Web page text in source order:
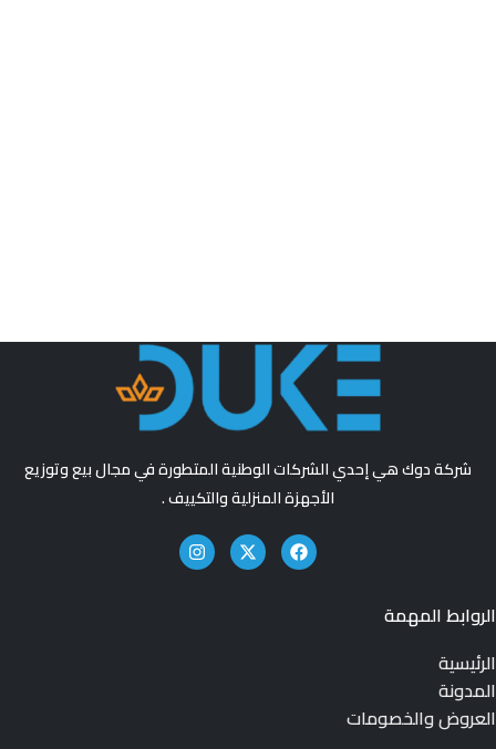
شركة دوك هي إحدي الشركات الوطنية المتطورة في مجال بيع وتوزيع
الأجهزة المنزلية والتكييف .
الروابط المهمة
الرئيسية
المدونة
العروض والخصومات